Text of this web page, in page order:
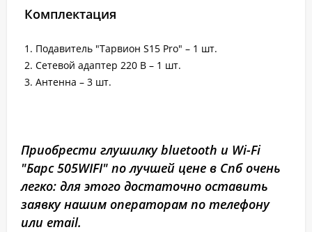
Комплектация
1. Подавитель "Тарвион S15 Pro" – 1 шт.
2. Сетевой адаптер 220 В – 1 шт.
3. Антенна – 3 шт.
Приобрести глушилку bluetooth и Wi-Fi
"Барс 505WIFI" по лучшей цене в Спб очень
легко: для этого достаточно оставить
заявку нашим операторам по телефону
или email.